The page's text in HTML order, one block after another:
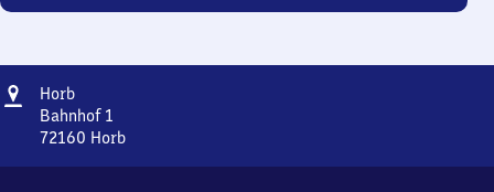
Adresse
HorbHorb
Bahnhof 1
72160 Horb